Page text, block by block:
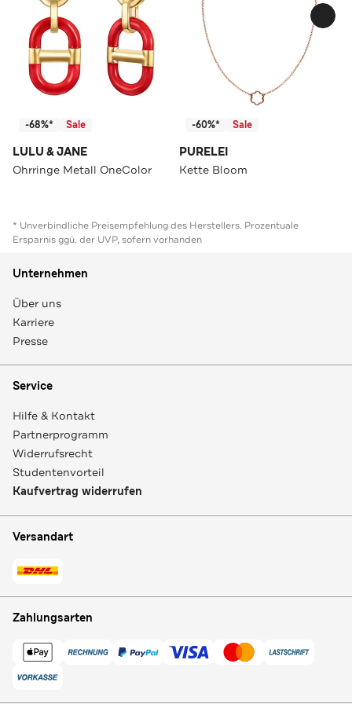
-68%* Sale
LULU & JANE
Ohrringe Metall OneColor
-60%* Sale
PURELEI
Kette Bloom
* Unverbindliche Preisempfehlung des Herstellers. Prozentuale
Ersparnis ggü. der UVP, sofern vorhanden
Unternehmen
Über uns
Karriere
Presse
Service
Hilfe & Kontakt
Partnerprogramm
Widerrufsrecht
Studentenvorteil
Kaufvertrag widerrufen
Versandart
Zahlungsarten